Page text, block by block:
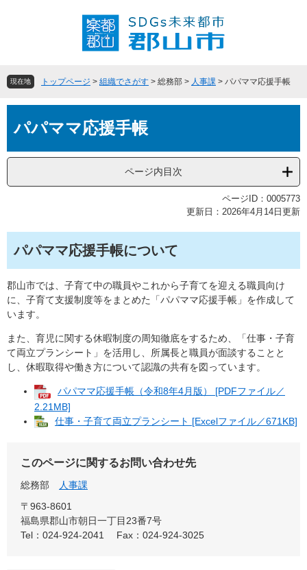
頭
す
飛
し
文
現在地 トップページ > 組織でさがす > 総務部 > 人事課 > パパママ応援手帳
パパママ応援手帳
ページ内目次
ページID：0005773
更新日：2026年4月14日更新
パパママ応援手帳について
郡山市では、子育て中の職員やこれから子育てを迎える職員向け
に、子育て支援制度等をまとめた「パパママ応援手帳」を作成して
います。
また、育児に関する休暇制度の周知徹底をするため、「仕事・子育
て両立プランシート」を活用し、所属長と職員が面談することと
し、休暇取得や働き方について認識の共有を図っています。
パパママ応援手帳（令和8年4月版） [PDFファイル／
2.21MB]
仕事・子育て両立プランシート [Excelファイル／671KB]
このページに関するお問い合わせ先
総務部
人事課
〒963-8601
福島県郡山市朝日一丁目23番7号
Tel：024-924-2041
Fax：024-924-3025